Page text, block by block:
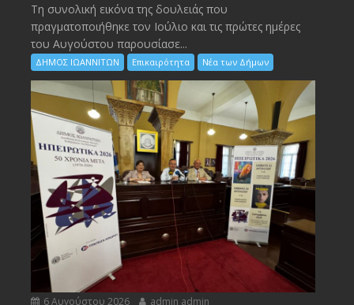
Τη συνολική εικόνα της δουλειάς που
πραγματοποιήθηκε τον Ιούλιο και τις πρώτες ημέρες
του Αυγούστου παρουσίασε...
ΔΗΜΟΣ ΙΩΑΝΝΙΤΩΝ Επικαιρότητα Νέα των Δήμων
6 Αυγούστου 2026 admin admin